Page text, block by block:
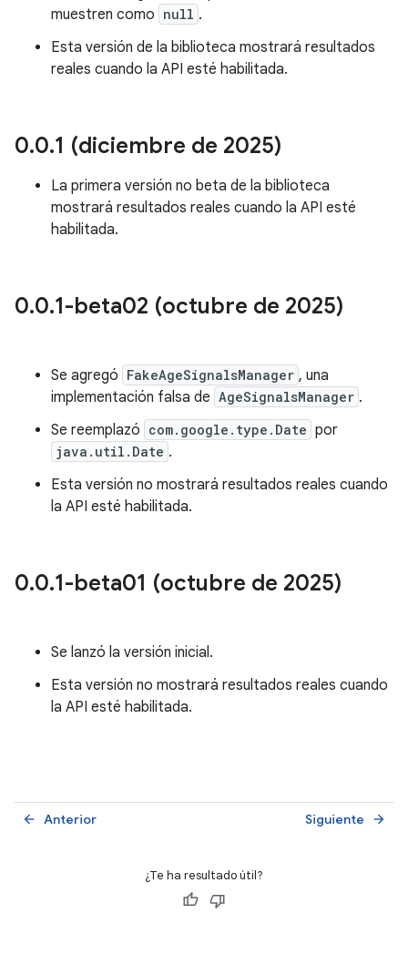
muestren como null .
Esta versión de la biblioteca mostrará resultados
reales cuando la API esté habilitada.
0.0.1 (diciembre de 2025)
La primera versión no beta de la biblioteca
mostrará resultados reales cuando la API esté
habilitada.
0.0.1-beta02 (octubre de 2025)
Se agregó FakeAgeSignalsManager , una
implementación falsa de AgeSignalsManager .
Se reemplazó com.google.type.Date por
java.util.Date .
Esta versión no mostrará resultados reales cuando
la API esté habilitada.
0.0.1-beta01 (octubre de 2025)
Se lanzó la versión inicial.
Esta versión no mostrará resultados reales cuando
la API esté habilitada.
Anterior
arrow_back Siguiente arrow_forward
¿Te ha resultado útil?